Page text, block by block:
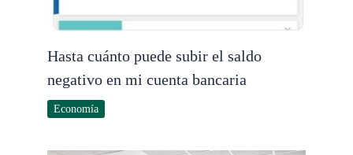
Hasta cuánto puede subir el saldo
negativo en mi cuenta bancaria
Economía